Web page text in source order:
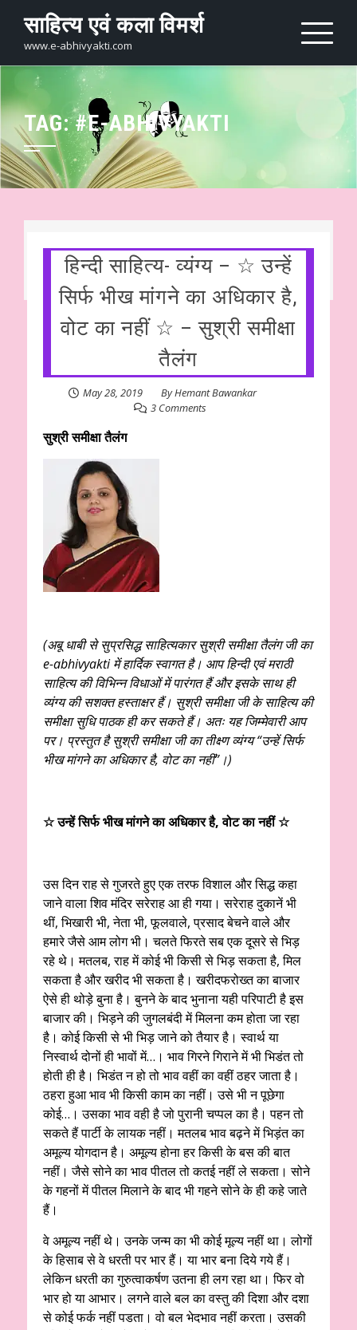
content
साहित्य एवं कला विमर्श
www.e-abhivyakti.com
TAG:#E-ABHIVYAKTI
हिन्दी साहित्य- व्यंग्य – ☆ उन्हें
सिर्फ भीख मांगने का अधिकार है,
वोट का नहीं ☆ – सुश्री समीक्षा
तैलंग
May 28, 2019 ByHemant Bawankar
3 Comments
सुश्री समीक्षा तैलंग
(अबू धाबी से सुप्रसिद्ध साहित्यकारसुश्री समीक्षा तैलंग जीका
e-abhivyakti में हार्दिक स्वागत है। आप हिन्दी एवं मराठी
साहित्य की विभिन्न विधाओं में पारंगत हैं और इसके साथ ही
व्यंग्य की सशक्त हस्ताक्षर हैं। सुश्री समीक्षा जी के साहित्य की
समीक्षा सुधि पाठक ही कर सकते हैं। अतः यह जिम्मेवारी आप
पर। प्रस्तुत है सुश्री समीक्षा जी का तीक्ष्ण व्यंग्य “उन्हें सिर्फ
भीख मांगने का अधिकार है, वोट का नहीं”।)
☆ उन्हें सिर्फ भीख मांगने का अधिकार है, वोट का नहीं ☆
उस दिन राह से गुजरते हुए एक तरफ विशाल और सिद्ध कहा
जाने वाला शिव मंदिर सरेराह आ ही गया। सरेराह दुकानें भी
थीं, भिखारी भी, नेता भी, फूलवाले, प्रसाद बेचने वाले और
हमारे जैसे आम लोग भी। चलते फिरते सब एक दूसरे से भिड़
रहे थे। मतलब, राह में कोई भी किसी से भिड़ सकता है, मिल
सकता है और खरीद भी सकता है। खरीदफरोख्त का बाजार
ऐसे ही थोड़े बुना है। बुनने के बाद भुनाना यही परिपाटी है इस
बाजार की। भिड़ने की जुगलबंदी में मिलना कम होता जा रहा
है। कोई किसी से भी भिड़ जाने को तैयार है। स्वार्थ या
निस्वार्थ दोनों ही भावों में…। भाव गिरने गिराने में भी भिडंत तो
होती ही है। भिडंत न हो तो भाव वहीं का वहीं ठहर जाता है।
ठहरा हुआ भाव भी किसी काम का नहीं। उसे भी न पूछेगा
कोई…। उसका भाव वही है जो पुरानी चप्पल का है। पहन तो
सकते हैं पार्टी के लायक नहीं। मतलब भाव बढ़ने में भिड़ंत का
अमूल्य योगदान है। अमूल्य होना हर किसी के बस की बात
नहीं। जैसे सोने का भाव पीतल तो कतई नहीं ले सकता। सोने
के गहनों में पीतल मिलाने के बाद भी गहने सोने के ही कहे जाते
हैं।
वे अमूल्य नहीं थे। उनके जन्म का भी कोई मूल्य नहीं था। लोगों
के हिसाब से वे धरती पर भार हैं। या भार बना दिये गये हैं।
लेकिन धरती का गुरुत्वाकर्षण उतना ही लग रहा था। फिर वो
भार हो या आभार। लगने वाले बल का वस्तु की दिशा और दशा
से कोई फर्क नहीं पडता। वो बल भेदभाव नहीं करता। उसकी